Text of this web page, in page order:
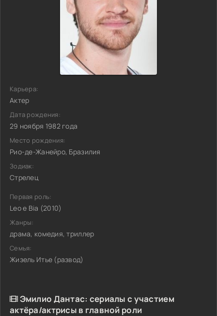
Карьера:
Актер
Дата рождения:
29 ноября 1982 года
Место рождения:
Рио-де-Жанейро, Бразилия
Зодиак:
Стрелец
Первая роль:
Leo e Bia (2010)
Жанры:
драма, комедия, триллер
Семья:
Жизель Итье (развод)
Эмилио Дантас: сериалы с участием
актёра/актрисы в главной роли